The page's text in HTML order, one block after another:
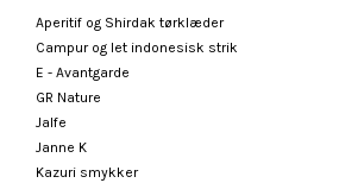
Aperitif og Shirdak tørklæder
Campur og let indonesisk strik
E - Avantgarde
GR Nature
Jalfe
Janne K
Kazuri smykker